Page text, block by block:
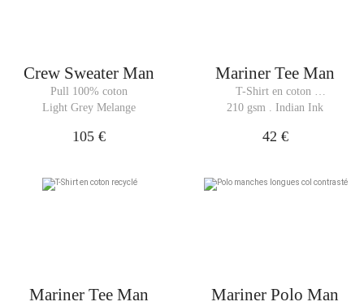
Crew Sweater Man
Pull 100% coton
Light Grey Melange
105 €
Mariner Tee Man
T-Shirt en coton
recyclé
210 gsm . Indian Ink
42 €
Mariner Tee Man Mariner Polo Man